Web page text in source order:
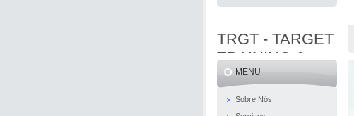
TRGT - TARGET
TRAINING &
CONSULTING,
Lda
MENU
Sobre Nós